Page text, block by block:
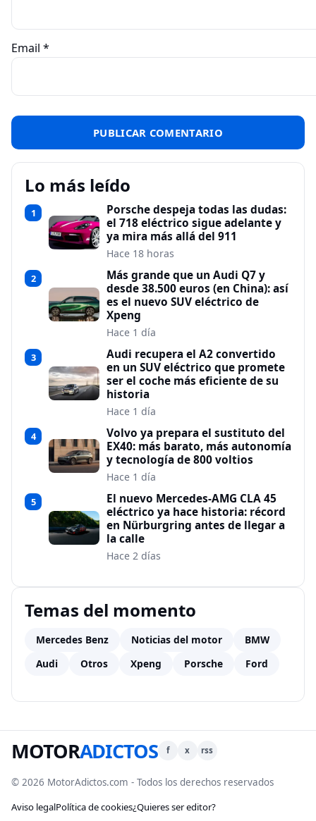
Email *
Lo más leído
1
Porsche despeja todas las dudas:
el 718 eléctrico sigue adelante y
ya mira más allá del 911
Hace 18 horas
2
Más grande que un Audi Q7 y
desde 38.500 euros (en China): así
es el nuevo SUV eléctrico de
Xpeng
Hace 1 día
3
Audi recupera el A2 convertido
en un SUV eléctrico que promete
ser el coche más eficiente de su
historia
Hace 1 día
4
Volvo ya prepara el sustituto del
EX40: más barato, más autonomía
y tecnología de 800 voltios
Hace 1 día
5
El nuevo Mercedes-AMG CLA 45
eléctrico ya hace historia: récord
en Nürburgring antes de llegar a
la calle
Hace 2 días
Temas del momento
Mercedes Benz Noticias del motor
BMW
Audi
Otros Xpeng Porsche Ford
MOTORADICTOS f x rss
© 2026 MotorAdictos.com - Todos los derechos reservados
Aviso legalPolítica de cookies¿Quieres ser editor?